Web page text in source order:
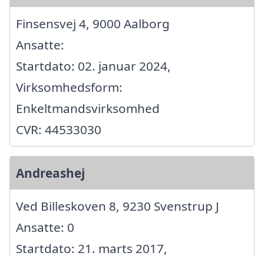
Finsensvej 4, 9000 Aalborg
Ansatte:
Startdato: 02. januar 2024,
Virksomhedsform:
Enkeltmandsvirksomhed
CVR: 44533030
Andreashej
Ved Billeskoven 8, 9230 Svenstrup J
Ansatte: 0
Startdato: 21. marts 2017,